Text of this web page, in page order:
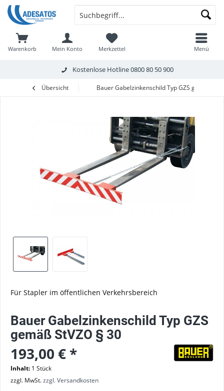
Kostenlose Hotline0800 80 50 900
Warenkorb Merkzettel
Mein Konto Menü
Übersicht Bauer Gabelzinkenschild Typ GZS gemäß
Für Stapler im öffentlichen Verkehrsbereich
Bauer Gabelzinkenschild Typ GZS
gemäß StVZO § 30
193,00 € *
Inhalt: 1 Stück
zzgl. MwSt.zzgl. Versandkosten